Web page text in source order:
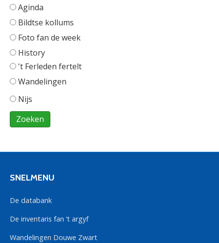
Aginda
Bildtse kollums
Foto fan de week
History
't Ferleden fertelt
Wandelingen
Nijs
SNELMENU
De databank
De inventaris fan ’t argyf
Wandelingen Douwe Zwart